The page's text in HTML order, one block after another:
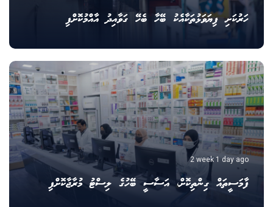
ހަރުކަށި ފިޔަވަޅުތަކާއެކު ބޭހާ ބެހޭ ގަވާއިދު އާއްމުކޮށްފި
2 week 1 day ago
ފާމަސީތައް ގިންތިކޮށް، އަސާސީ ބޭހުގެ ލިސްޓު މުރާޖާކޮށްފި